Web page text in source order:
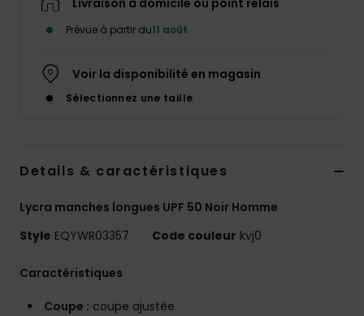
Livraison à domicile ou point relais
Prévue à partir du11 août
Voir la disponibilité en magasin
Sélectionnez une taille
Details & caractéristiques
Lycra manches longues UPF 50 Noir Homme
Style EQYWR03357 Code couleur kvj0
Caractéristiques
Coupe : coupe ajustée